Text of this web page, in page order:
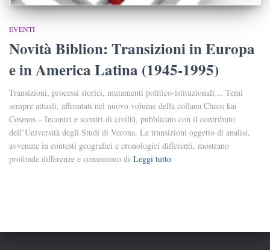
EVENTI
Novità Biblion: Transizioni in Europa
e in America Latina (1945-1995)
Transizioni, processi storici, mutamenti politico-istituzionali… Temi
sempre attuali, affrontati nel nuovo volume della collana Chaos kai
Cosmos – Incontri e scontri di civiltà, pubblicato con il contributo
dell’Università degli Studi di Verona. Le transizioni oggetto di analisi,
avvenute in contesti geografici e cronologici differenti, mostrano
profonde differenze e consentono di Leggi tutto